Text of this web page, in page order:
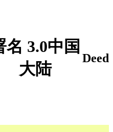
名 3.0中国
大陆
Deed